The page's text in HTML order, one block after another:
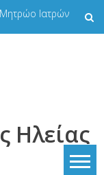
Ιατρών
Ηλείας